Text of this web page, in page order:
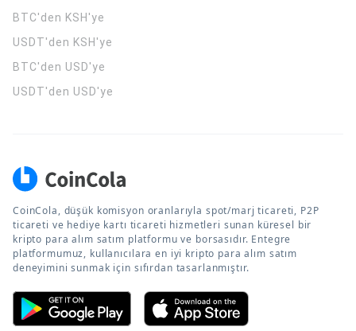
BTC'den KSH'ye
USDT'den KSH'ye
BTC'den USD'ye
USDT'den USD'ye
CoinCola, düşük komisyon oranlarıyla spot/marj ticareti, P2P
ticareti ve hediye kartı ticareti hizmetleri sunan küresel bir
kripto para alım satım platformu ve borsasıdır. Entegre
platformumuz, kullanıcılara en iyi kripto para alım satım
deneyimini sunmak için sıfırdan tasarlanmıştır.